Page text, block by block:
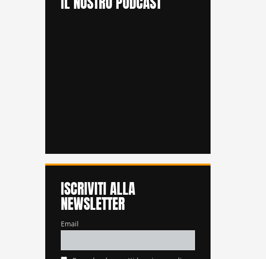
ISCRIVITI ALLA
NEWSLETTER
Email